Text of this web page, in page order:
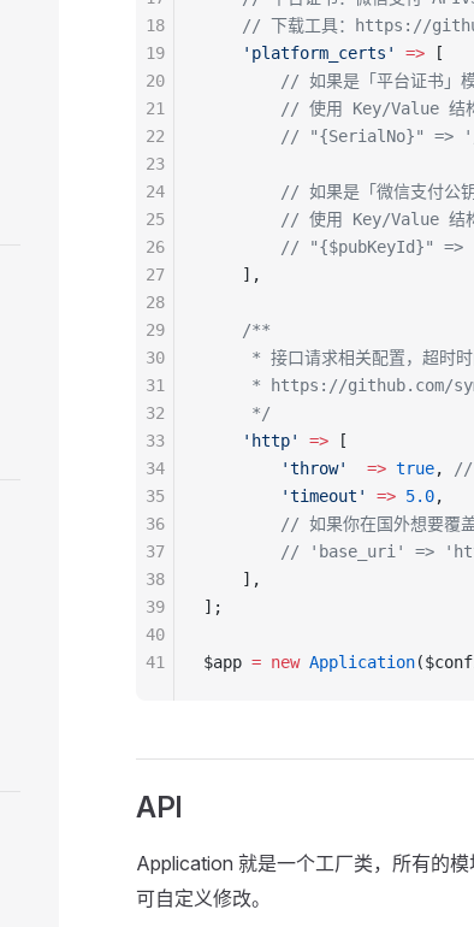
// 下载工具：https://
    'platform_certs'
=> [
// 如果是「平台证书」
// 使用 Key/Value 结
// "{SerialNo}" =>
// 如果是「微信支付公
// 使用 Key/Value 结
// "{$pubKeyId}" =>
    ],
    /**
* 接口请求相关配置，超时时
* https://github.com/
     */
    'http'
=> [
        'throw'
  =>
true,
//
        'timeout'
=> 5.0,
// 如果你在国外想要覆
// 'base_uri' =>
    ],
];
$app = new Application
18
19
20
21
22
23
24
25
26
27
28
29
30
31
32
33
34
35
36
37
38
39
40
41
API
Application 就是一个工厂类，所有的模
可自定义修改。